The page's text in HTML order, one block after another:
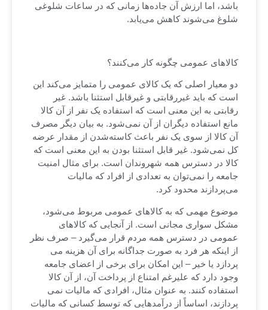
باشد، اما ارزش آن جاده‌ها زمانی که در ساعات شلوغی
شلوغ می‌شوند کاهش می‌یابد.
کالاهای عمومی چگونه کار می‌کنند؟
دو معیار اصلی که یک کالای عمومی را متمایز می‌کند این
است که باید غیررقابتی و غیرقابل استثنا باشد. غیر
رقابتی به این معنی است که استفاده یک نفر از آن کالا
مانع استفاده دیگران از آن نمی‌شود. به بیان دیگر مصرف
آن کالا از سوی یک نفر باعث کاسته‌شدن از مقدار عرضه
کل نمی‌شود. غیر قابل استثنا بودن به این معنی است که
کالا در دسترس همه شهروندان است. برای مثال امنیت
جامعه را نمی‌توان به تعدادی از افراد که مالیات
می‌پردازند محدود کرد.
موضوع مهمی که به کالاهای عمومی مربوط می‌شود،
مشکل سواری مجانی است. از آنجایی که کالاهای
عمومی در دسترس همه مردم قرار می‌گیرد – صرف نظر
از اینکه هر فرد به صورت جداگانه برای آن هزینه می
پردازد یا خیر – این امکان برای برخی از اعضای جامعه
وجود دارد که علیرغم امتناع از پرداخت آن، از آن کالا
استفاده کنند. به عنوان مثال، افرادی که مالیات نمی
پردازند، اساساً از درآمدهایی که توسط کسانی که مالیات